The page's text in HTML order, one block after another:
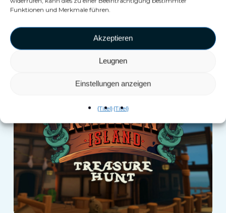
Funktionen und Merkmale führen.
Akzeptieren
Leugnen
Einstellungen anzeigen
{Titel}{Titel}
Kraken Island :
Arena